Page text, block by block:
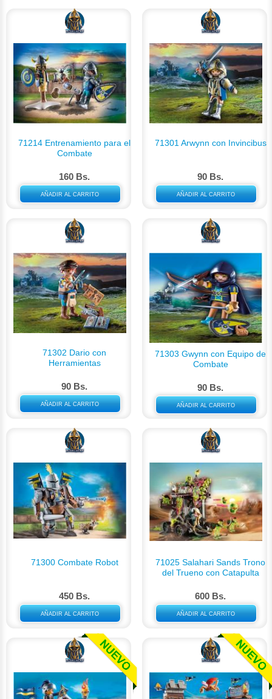
71214 Entrenamiento para el
Combate
160 Bs.
AÑADIR AL CARRITO
71301 Arwynn con Invincibus
90 Bs.
AÑADIR AL CARRITO
71302 Dario con
Herramientas
90 Bs.
AÑADIR AL CARRITO
71303 Gwynn con Equipo de
Combate
90 Bs.
AÑADIR AL CARRITO
71300 Combate Robot
450 Bs.
AÑADIR AL CARRITO
71025 Salahari Sands Trono
del Trueno con Catapulta
600 Bs.
AÑADIR AL CARRITO